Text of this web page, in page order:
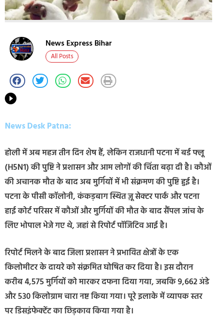
News Express Bihar
All Posts
News Desk Patna:
होली में अब महज तीन दिन शेष हैं, लेकिन राजधानी पटना में बर्ड फ्लू
(H5N1) की पुष्टि ने प्रशासन और आम लोगों की चिंता बढ़ा दी है। कौओं
की अचानक मौत के बाद अब मुर्गियों में भी संक्रमण की पुष्टि हुई है।
पटना के पीसी कॉलोनी, कंकड़बाग स्थित ज़ू सेक्टर पार्क और पटना
हाई कोर्ट परिसर में कौओं और मुर्गियों की मौत के बाद सैंपल जांच के
लिए भोपाल भेजे गए थे, जहां से रिपोर्ट पॉजिटिव आई है।
रिपोर्ट मिलने के बाद जिला प्रशासन ने प्रभावित क्षेत्रों के एक
किलोमीटर के दायरे को संक्रमित घोषित कर दिया है। इस दौरान
करीब 4,575 मुर्गियों को मारकर दफना दिया गया, जबकि 9,662 अंडे
और 530 किलोग्राम चारा नष्ट किया गया। पूरे इलाके में व्यापक स्तर
पर डिसइंफेक्टेंट का छिड़काव किया गया है।